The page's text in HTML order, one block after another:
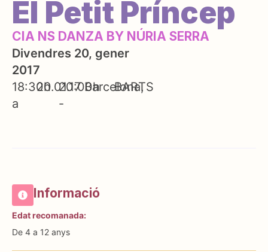
El Petit Príncep
CIA NS DANZA BY NÚRIA SERRA
Divendres 20, gener
2017
18:30h
a
20.01.17
20:00h
-
Barcelona
BARTS
Informació
Edat recomanada:
De 4 a 12 anys